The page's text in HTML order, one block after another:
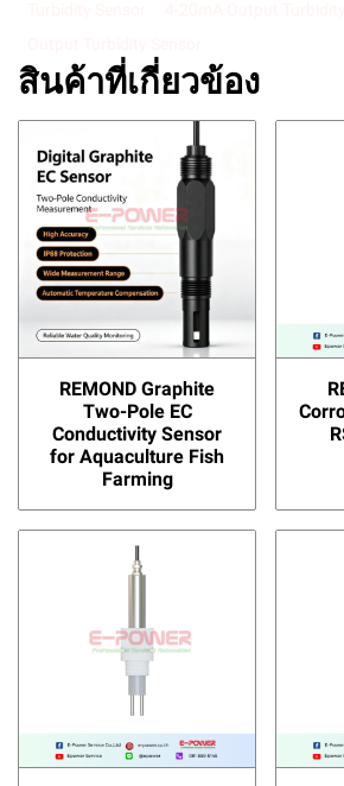
สินค้าที่เกี่ยวข้อง
REMOND Graphite
Two-Pole EC
Conductivity Sensor
for Aquaculture Fish
Farming